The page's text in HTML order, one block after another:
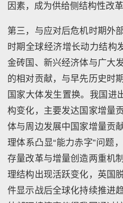
因素，成为供给侧结构性改
第三，与应对后危机时期外
时期全球经济增长动力结构
金砖国、新兴经济体与广大
的相对贡献，与早先历史时
国家大体发生置换。我国进
构变化，主要发达国家增量
体与周边发展中国家增量贡
理体系凸显“能力赤字”问题
存量改革与增量创造两重机
理结构出现活跃变化，英国
件显示战后全球化持续推进